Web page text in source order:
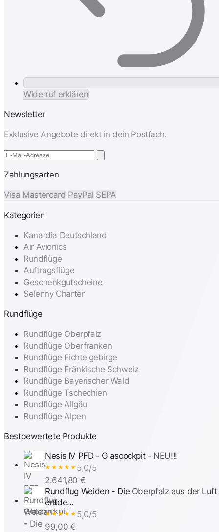
Widerruf erklären
Newsletter
Exklusive Angebote direkt in dein Postfach.
Zahlungsarten
Visa Mastercard PayPal SEPA
Kategorien
Kanardia Deutschland
Air Avionics
Rundflüge
Auftragsflüge
Geschenkgutscheine
Selenny Charter
Rundflüge
Rundflüge Oberpfalz
Rundflüge Oberfranken
Rundflüge Fichtelgebirge
Rundflüge Fränkische Schweiz
Rundflüge Bayerischer Wald
Rundflüge Tschechien
Rundflüge Allgäu
Rundflüge Alpen
Bestbewertete Produkte
Nesis IV PFD - Glascockpit - NEU!!!
★★★★★ 5,0/5
2.641,80 €
Rundflug Weiden - Die Oberpfalz aus der Luft
entde...
★★★★★ 5,0/5
99,00 €